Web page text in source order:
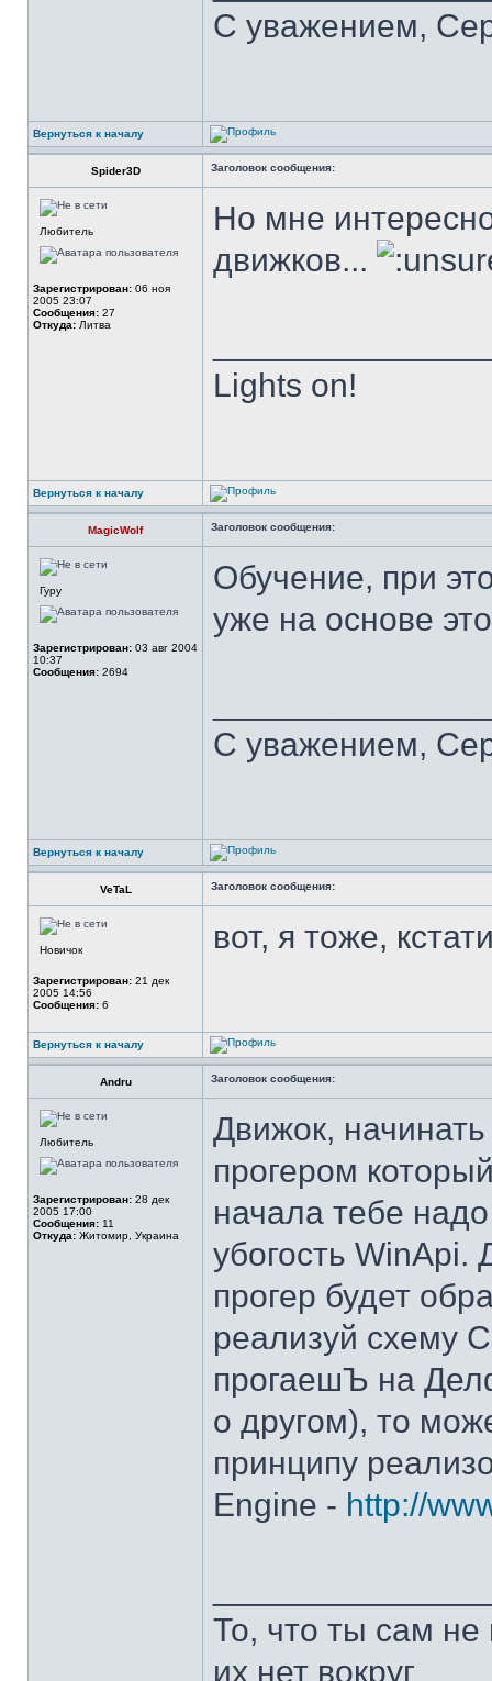
С уважением,
Вернуться к началу
Spider3D Заголовок сообщения:
Любитель
Зарегистрирован: 06 ноя
2005 23:07
Сообщения: 27
Откуда: Литва
Но мне
движков...
Lights on!
Вернуться к началу
MagicWolf Заголовок сообщения:
Гуру
Зарегистрирован: 03 авг 2004
10:37
Сообщения: 2694
Обучение, при
уже на основе
С уважением,
Вернуться к началу
VeTaL Заголовок сообщения:
Новичок
Зарегистрирован: 21 дек
2005 14:56
Сообщения: 6
вот, я тоже,
Вернуться к началу
Andru Заголовок сообщения:
Любитель
Зарегистрирован: 28 дек
2005 17:00
Сообщения: 11
Откуда: Житомир, Украина
Движок,
прогером
начала тебе
убогость
прогер будет
реализуй схему
прогаешЪ на
о другом), то
принципу
Engine - http://
То, что ты сам не
их нет вокруг